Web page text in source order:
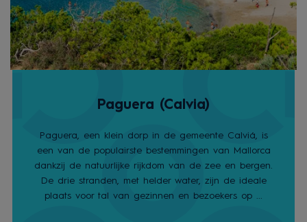
Paguera (Calvia)
Paguera, een klein dorp in de gemeente Calviá, is
een van de populairste bestemmingen van Mallorca
dankzij de natuurlijke rijkdom van de zee en bergen.
De drie stranden, met helder water, zijn de ideale
plaats voor tal van gezinnen en bezoekers op ...